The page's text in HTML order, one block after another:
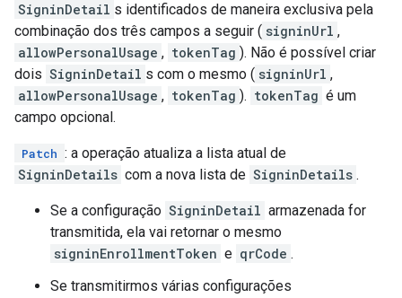
SigninDetail s identificados de maneira exclusiva pela
combinação dos três campos a seguir ( signinUrl ,
allowPersonalUsage , tokenTag ). Não é possível criar
dois SigninDetail s com o mesmo ( signinUrl ,
allowPersonalUsage , tokenTag ). tokenTag é um
campo opcional.
Patch : a operação atualiza a lista atual de
SigninDetails com a nova lista de SigninDetails .
Se a configuração SigninDetail armazenada for
transmitida, ela vai retornar o mesmo
signinEnrollmentToken e qrCode .
Se transmitirmos várias configurações